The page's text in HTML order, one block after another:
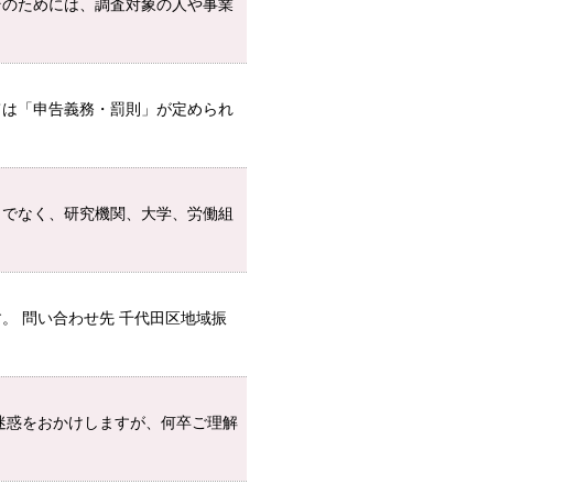
ためには、調査対象の人や事業
「申告義務・罰則」が定められ
なく、研究機関、大学、労働組
問い合わせ先 千代田区地域振
をおかけしますが、何卒ご理解